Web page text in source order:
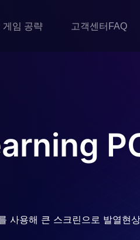
게임 공략 고객센터FAQ
사용해 큰 스크린으로 발열현